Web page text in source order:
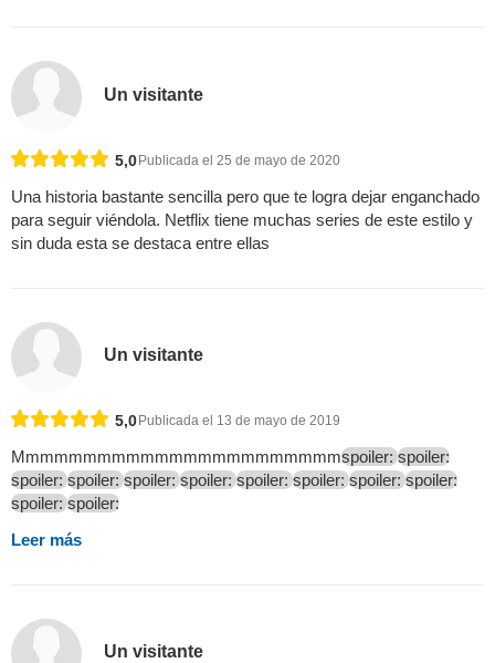
Un visitante
5,0Publicada el 25 de mayo de 2020
Una historia bastante sencilla pero que te logra dejar enganchado
para seguir viéndola. Netflix tiene muchas series de este estilo y
sin duda esta se destaca entre ellas
Un visitante
5,0Publicada el 13 de mayo de 2019
Mmmmmmmmmmmmmmmmmmmmmmmspoiler:spoiler:
spoiler:spoiler:spoiler:spoiler:spoiler:spoiler:spoiler:spoiler:
spoiler:spoiler:
Leer más
Un visitante